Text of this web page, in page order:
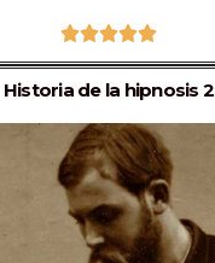

Historia de la hipnosis 2